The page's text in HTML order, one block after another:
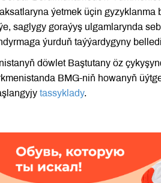
ýetmek üçin
saglygy goraýyş ulgamlarynda
ýurduň taýýardygyny
döwlet Baştutany öz
BMG-niň howanyň
tassyklady.